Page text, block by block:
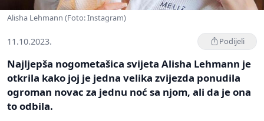
Alisha Lehmann (Foto: Instagram)
11.10.2023. Podijeli
Najljepša nogometašica svijeta Alisha Lehmann je
otkrila kako joj je jedna velika zvijezda ponudila
ogroman novac za jednu noć sa njom, ali da je ona
to odbila.